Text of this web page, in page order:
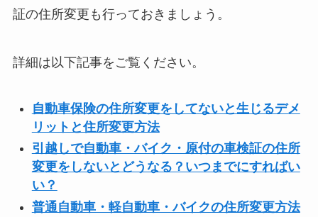
証の住所変更も行っておきましょう。
詳細は以下記事をご覧ください。
自動車保険の住所変更をしてないと生じるデメ
リットと住所変更方法
引越しで自動車・バイク・原付の車検証の住所
変更をしないとどうなる？いつまでにすればい
い？
普通自動車・軽自動車・バイクの住所変更方法